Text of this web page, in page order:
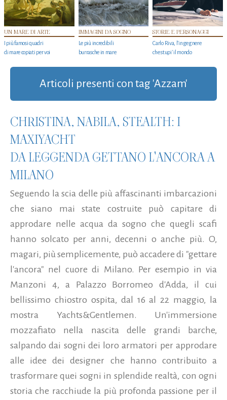
UN MARE DI ARTE
I più famosi quadri
di mare copiati per voi
IMMAGINI DA SOGNO
Le più incredibili
burrasche in mare
STORIE E PERSONAGGI
Carlo Riva, l’ingegnere
che stupi' il mondo
Articoli presenti con tag 'Azzam'
CHRISTINA, NABILA, STEALTH: I
MAXIYACHT
DA LEGGENDA GETTANO L'ANCORA A
MILANO
Seguendo la scia delle più affascinanti imbarcazioni
che siano mai state costruite può capitare di
approdare nelle acqua da sogno che quegli scafi
hanno solcato per anni, decenni o anche più. O,
magari, più semplicemente, può accadere di "gettare
l'ancora" nel cuore di Milano. Per esempio in via
Manzoni 4, a Palazzo Borromeo d'Adda, il cui
bellissimo chiostro ospita, dal 16 al 22 maggio, la
mostra Yachts&Gentlemen. Un'immersione
mozzafiato nella nascita delle grandi barche,
salpando dai sogni dei loro armatori per approdare
alle idee dei designer che hanno contribuito a
trasformare quei sogni in splendide realtà, con ogni
storia che racchiude la più profonda passione per il